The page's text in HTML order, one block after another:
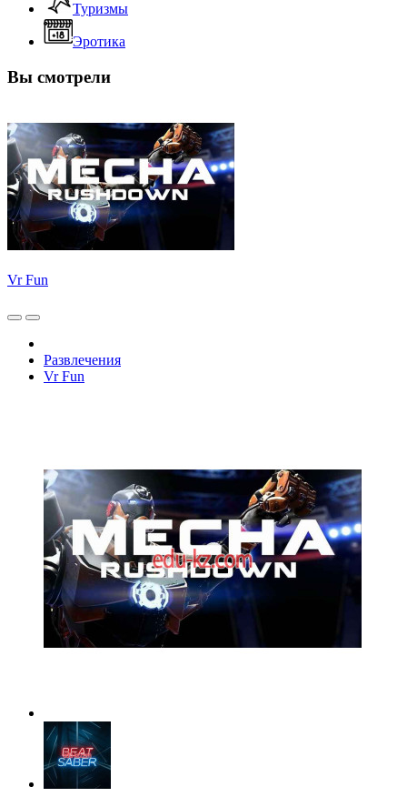
Туризмы
Эротика
Вы смотрели
Vr Fun
Развлечения
Vr Fun